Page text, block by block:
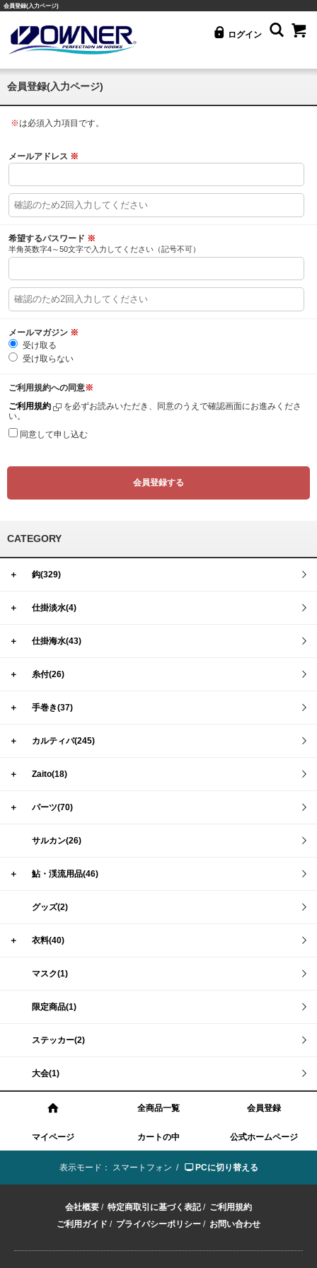
会員登録(入力ページ)
ログイン
会員登録(入力ページ)
※は必須入力項目です。
メールアドレス ※
希望するパスワード ※
半角英数字4～50文字で入力してください（記号不可）
メールマガジン ※
受け取る
受け取らない
ご利用規約への同意※
ご利用規約
を必ずお読みいただき、同意のうえで確認画面にお進みくださ
い。
同意して申し込む
CATEGORY
＋ 鈎(329)
＋ 仕掛淡水(4)
＋ 仕掛海水(43)
＋ 糸付(26)
＋ 手巻き(37)
＋ カルティバ(245)
＋ Zaito(18)
＋ パーツ(70)
サルカン(26)
＋ 鮎・渓流用品(46)
グッズ(2)
＋ 衣料(40)
マスク(1)
限定商品(1)
ステッカー(2)
大会(1)
全商品一覧 会員登録
マイページ カートの中 公式ホームページ
表示モード： スマートフォン / PCに切り替える
会社概要 / 特定商取引に基づく表記/ ご利用規約
ご利用ガイド / プライバシーポリシー / お問い合わせ